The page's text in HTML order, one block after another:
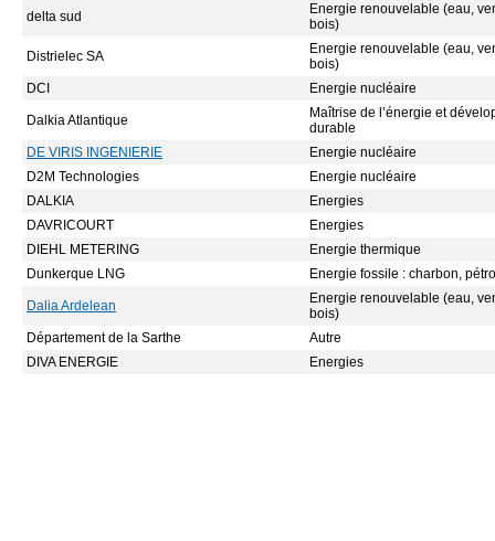
delta sud
Energie renouvelable (eau,
bois)
Distrielec SA
Energie renouvelable (eau,
bois)
DCI
Energie nucléaire
Dalkia Atlantique
Maîtrise de l’énergie et
durable
DE VIRIS INGENIERIE
Energie nucléaire
D2M Technologies
Energie nucléaire
DALKIA
Energies
DAVRICOURT
Energies
DIEHL METERING
Energie thermique
Dunkerque LNG
Energie fossile : charbon,
Dalia Ardelean
Energie renouvelable (eau,
bois)
Département de la Sarthe
Autre
DIVA ENERGIE
Energies